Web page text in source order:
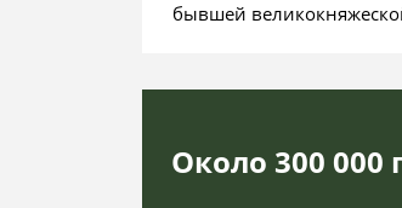
бывшей
Около 300 000